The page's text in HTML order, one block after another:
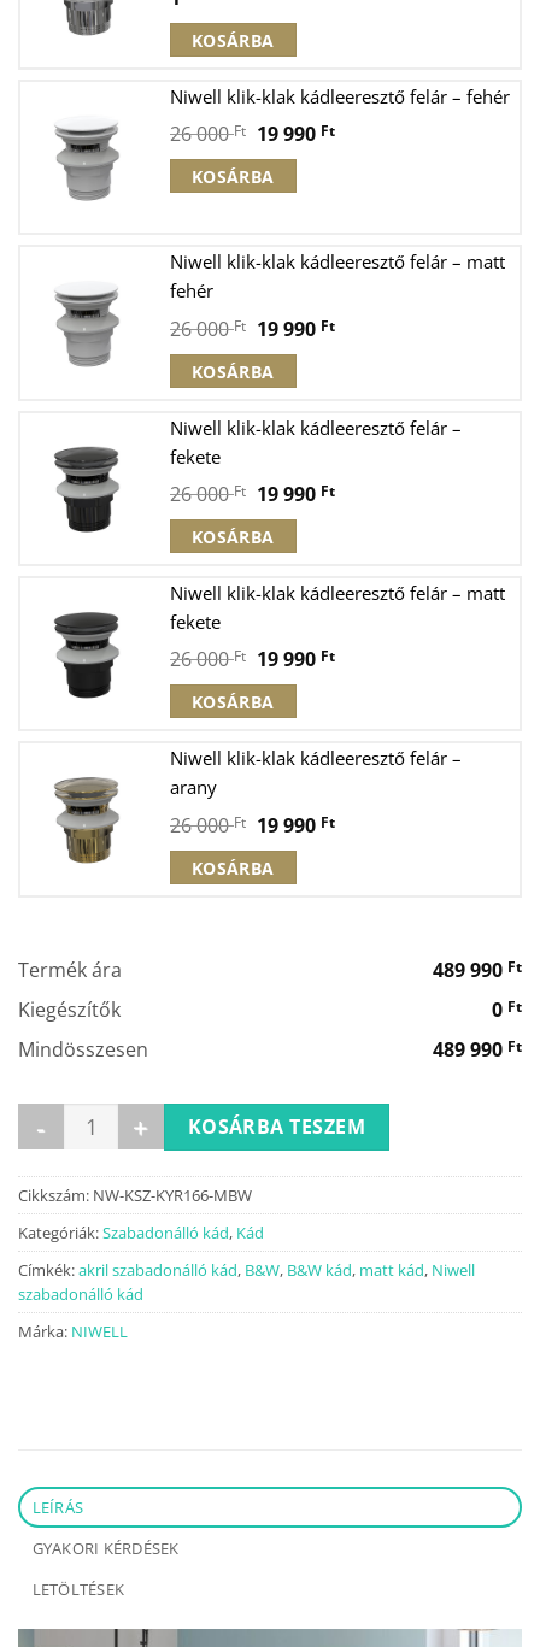
KOSÁRBA
Niwell klik-klak kádleeresztő felár – fehér
26 000Ft Original
price
was:
000 Ft.
19 990 FtCurrent
990 Ft.
KOSÁRBA
Niwell klik-klak kádleeresztő felár – matt
fehér
26 000Ft Original
price
was:
26
19 990 FtCurrent
19
KOSÁRBA
Niwell klik-klak kádleeresztő felár –
fekete
26 000Ft Original
price
was:
26
19 990 FtCurrent
19
KOSÁRBA
Niwell klik-klak kádleeresztő felár – matt
fekete
26 000Ft Original
price
was:
26
19 990 FtCurrent
19
KOSÁRBA
Niwell klik-klak kádleeresztő felár –
arany
26 000Ft Original
price
was:
19 990 FtCurrent
KOSÁRBA
Termék ára 489 990 Ft
Kiegészítők 0 Ft
Mindösszesen 489 990 Ft
KYRA matt b&w szabadonálló kád 160x75 mennyiség
KOSÁRBA TESZEM
Cikkszám: NW-KSZ-KYR166-MBW
Kategóriák:Szabadonálló kád, Kád
Címkék:akril szabadonálló kád, B&W, B&W kád, matt kád, Niwell
szabadonálló kád
Márka: NIWELL
LEÍRÁS
GYAKORI KÉRDÉSEK
LETÖLTÉSEK